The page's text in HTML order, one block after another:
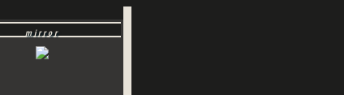
mirror